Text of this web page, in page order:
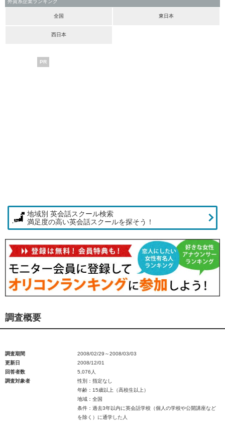
外資系企業ランキング
全国 東日本
西日本
PR
地域別 英会話スクール検索
満足度の高い英会話スクールを探そう！
調査概要
調査期間
2008/02/29～2008/03/03
更新日
2008/12/01
回答者数
5,076人
調査対象者
性別：指定なし
年齢：15歳以上（高校生以上）
地域：全国
条件：過去3年以内に英会話学校（個人の学校や公開講座など
を除く）に通学した人